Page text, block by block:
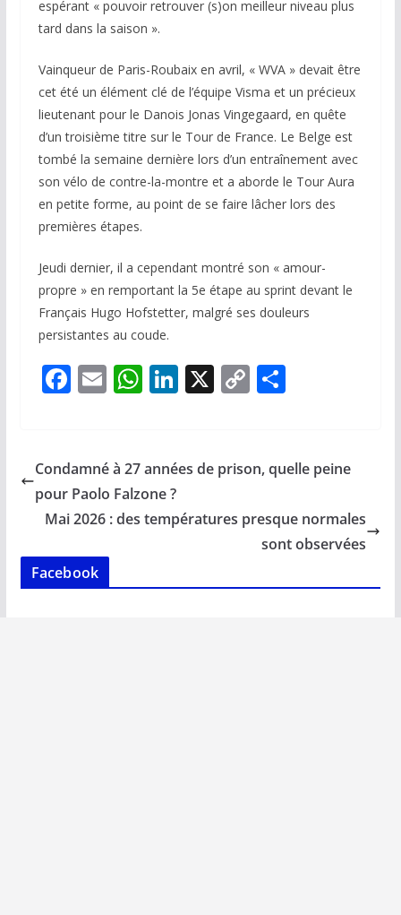
espérant « pouvoir retrouver (s)on meilleur niveau plus
tard dans la saison ».
Vainqueur de Paris-Roubaix en avril, « WVA » devait être
cet été un élément clé de l’équipe Visma et un précieux
lieutenant pour le Danois Jonas Vingegaard, en quête
d’un troisième titre sur le Tour de France. Le Belge est
tombé la semaine dernière lors d’un entraînement avec
son vélo de contre-la-montre et a aborde le Tour Aura
en petite forme, au point de se faire lâcher lors des
premières étapes.
Jeudi dernier, il a cependant montré son « amour-
propre » en remportant la 5e étape au sprint devant le
Français Hugo Hofstetter, malgré ses douleurs
persistantes au coude.
F
b
o
o
k
E
l
W
s
A
p
Li
e
n
X C
y
n
k
P
g
Condamné à 27 années de prison, quelle peine
pour Paolo Falzone ?
Mai 2026 : des températures presque normales
sont observées
Facebook